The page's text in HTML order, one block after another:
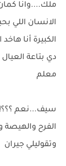
ملك....وانا
الانسان اللي
الكبيرة أنا
دي بتاعة العيال
معلم
سيف...نعم
الفرح والهيصة
وتقوليلي جيران